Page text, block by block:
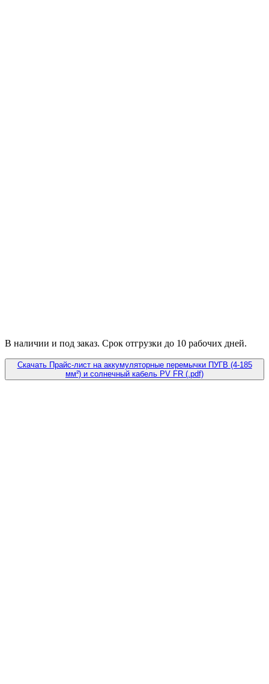
В наличии и под заказ. Срок отгрузки до 10 рабочих дней.
Скачать Прайс-лист на аккумуляторные перемычки ПУГВ (4-185
мм²) и солнечный кабель PV FR (.pdf)